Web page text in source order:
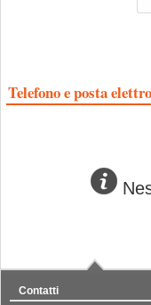
Telefono e posta
Contatti